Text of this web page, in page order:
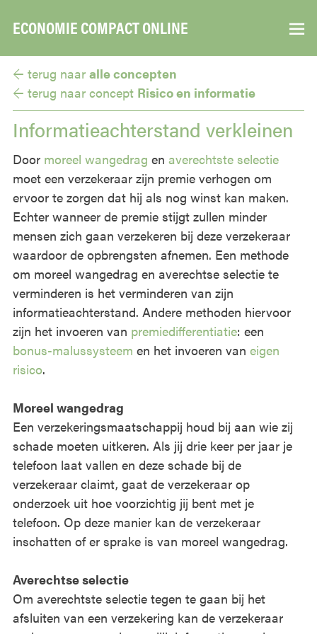
ECONOMIE COMPACT ONLINE ▼
← terug naar alle concepten
← terug naar concept Risico en informatie
Informatieachterstand verkleinen
Door moreel wangedrag en averechtste selectie
moet een verzekeraar zijn premie verhogen om
ervoor te zorgen dat hij als nog winst kan maken.
Echter wanneer de premie stijgt zullen minder
mensen zich gaan verzekeren bij deze verzekeraar
waardoor de opbrengsten afnemen. Een methode
om moreel wangedrag en averechtse selectie te
verminderen is het verminderen van zijn
informatieachterstand. Andere methoden hiervoor
zijn het invoeren van premiedifferentiatie: een
bonus-malussysteem en het invoeren van eigen
risico.
Moreel wangedrag
Een verzekeringsmaatschappij houd bij aan wie zij
schade moeten uitkeren. Als jij drie keer per jaar je
telefoon laat vallen en deze schade bij de
verzekeraar claimt, gaat de verzekeraar op
onderzoek uit hoe voorzichtig jij bent met je
telefoon. Op deze manier kan de verzekeraar
inschatten of er sprake is van moreel wangedrag.
Averechtse selectie
Om averechtste selectie tegen te gaan bij het
afsluiten van een verzekering kan de verzekeraar